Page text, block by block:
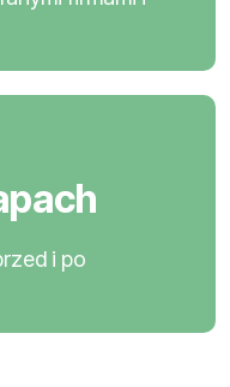
i po